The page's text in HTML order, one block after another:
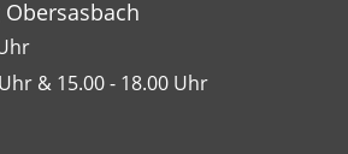
& 15.00 - 18.00 Uhr